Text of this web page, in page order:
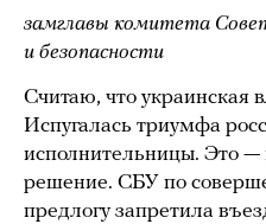
замглавы комитета
и безопасности
Считаю, что украинская
Испугалась триумфа
исполнительницы. Это —
решение. СБУ по
предлогу запретила